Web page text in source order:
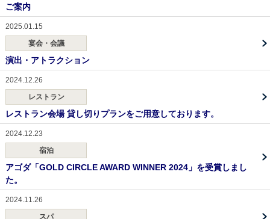
ご案内
2025.01.15
宴会・会議
演出・アトラクション
2024.12.26
レストラン
レストラン会場 貸し切りプランをご用意しております。
2024.12.23
宿泊
アゴダ「GOLD CIRCLE AWARD WINNER 2024」を受賞しまし
た。
2024.11.26
スパ